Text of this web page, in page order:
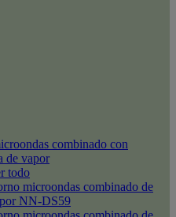
combinado con
de vapor
todo
microondas combinado de
NN-DS59